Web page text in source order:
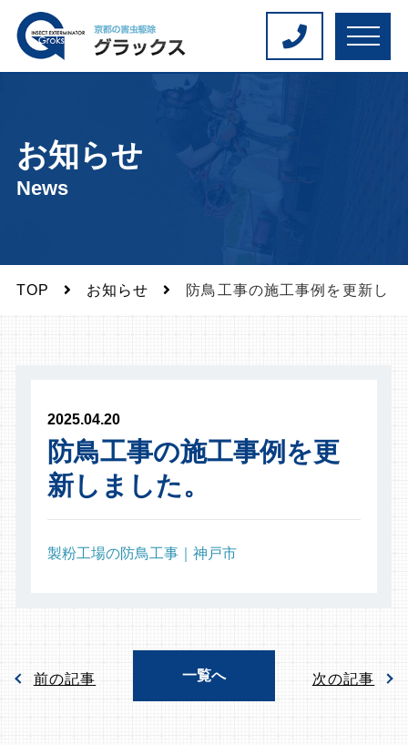
M
E
お知らせ
News
TOP お知らせ 防鳥工事の施工事例を更新しま
2025.04.20
防鳥工事の施工事例を更
新しました。
製粉工場の防鳥工事｜神戸市
前の記事 一覧へ 次の記事